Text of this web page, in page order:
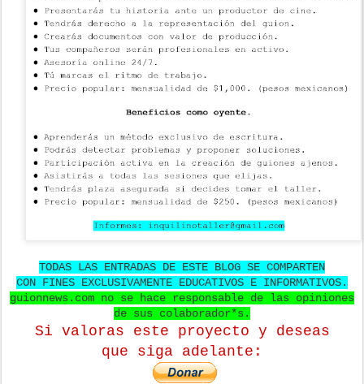
TODAS LAS ENTRADAS DE ESTE BLOG SE COMPARTEN
CON FINES EXCLUSIVAMENTE EDUCATIVOS E INFORMATIVOS.
guionnews.com no se hace responsable de las opiniones
de sus colaborador*s.
Si valoras este proyecto y deseas
que siga adelante: